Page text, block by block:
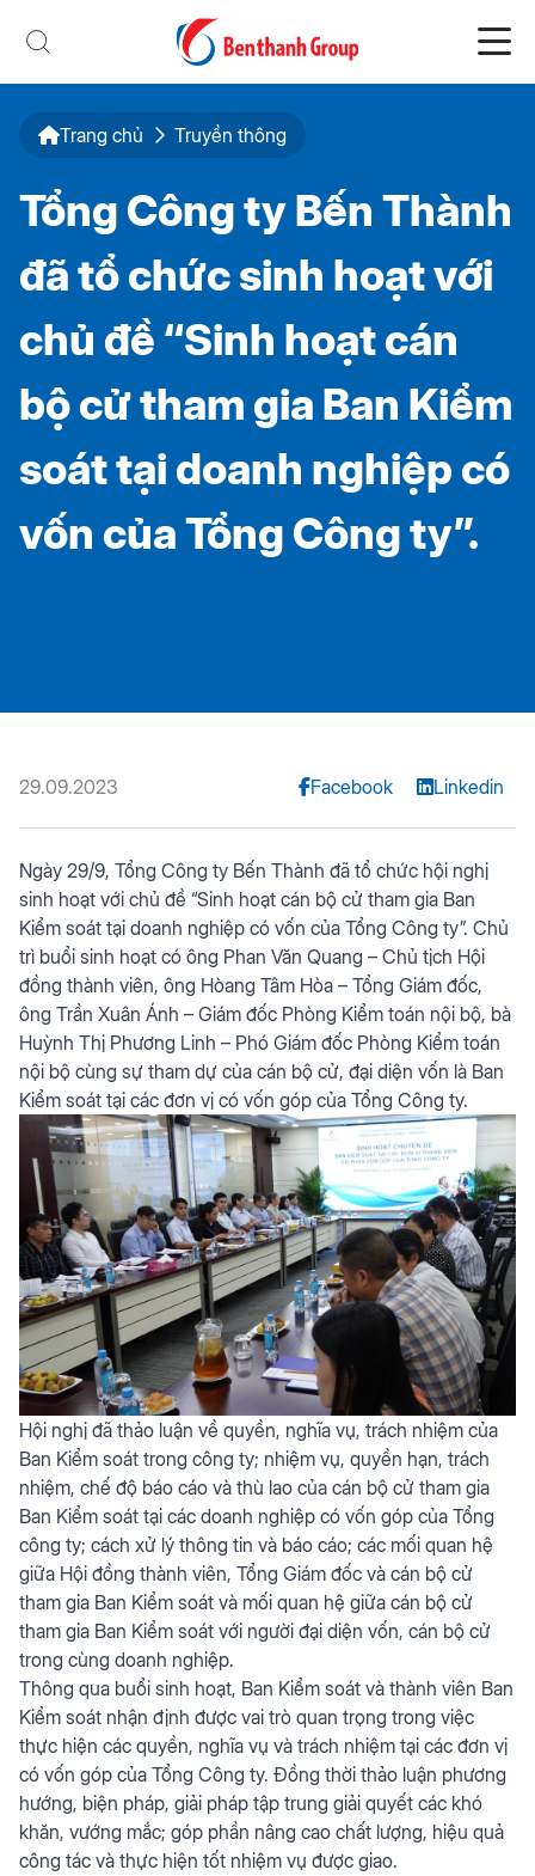
Trang chủ Truyền thông
Tổng Công ty Bến Thành
đã tổ chức sinh hoạt với
chủ đề “Sinh hoạt cán
bộ cử tham gia Ban Kiểm
soát tại doanh nghiệp có
vốn của Tổng Công ty”.
29.09.2023 Facebook Linkedin
Ngày 29/9, Tổng Công ty Bến Thành đã tổ chức hội nghị
sinh hoạt với chủ đề “Sinh hoạt cán bộ cử tham gia Ban
Kiểm soát tại doanh nghiệp có vốn của Tổng Công ty”. Chủ
trì buổi sinh hoạt có ông Phan Văn Quang – Chủ tịch Hội
đồng thành viên, ông Hòang Tâm Hòa – Tổng Giám đốc,
ông Trần Xuân Ánh – Giám đốc Phòng Kiểm toán nội bộ, bà
Huỳnh Thị Phương Linh – Phó Giám đốc Phòng Kiểm toán
nội bộ cùng sự tham dự của cán bộ cử, đại diện vốn là Ban
Kiểm soát tại các đơn vị có vốn góp của Tổng Công ty.
Hội nghị đã thảo luận về quyền, nghĩa vụ, trách nhiệm của
Ban Kiểm soát trong công ty; nhiệm vụ, quyền hạn, trách
nhiệm, chế độ báo cáo và thù lao của cán bộ cử tham gia
Ban Kiểm soát tại các doanh nghiệp có vốn góp của Tổng
công ty; cách xử lý thông tin và báo cáo; các mối quan hệ
giữa Hội đồng thành viên, Tổng Giám đốc và cán bộ cử
tham gia Ban Kiểm soát và mối quan hệ giữa cán bộ cử
tham gia Ban Kiểm soát với người đại diện vốn, cán bộ cử
trong cùng doanh nghiệp.
Thông qua buổi sinh hoạt, Ban Kiểm soát và thành viên Ban
Kiểm soát nhận định được vai trò quan trọng trong việc
thực hiện các quyền, nghĩa vụ và trách nhiệm tại các đơn vị
có vốn góp của Tổng Công ty. Đồng thời thảo luận phương
hướng, biện pháp, giải pháp tập trung giải quyết các khó
khăn, vướng mắc; góp phần nâng cao chất lượng, hiệu quả
công tác và thực hiện tốt nhiệm vụ được giao.